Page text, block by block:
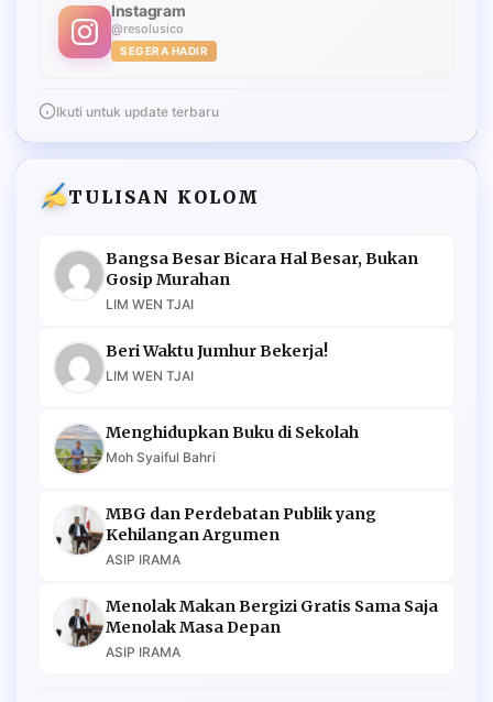
Instagram
@resolusico
SEGERA HADIR
Ikuti untuk update terbaru
TULISAN KOLOM
Bangsa Besar Bicara Hal Besar, Bukan
Gosip Murahan
LIM WEN TJAI
Beri Waktu Jumhur Bekerja!
LIM WEN TJAI
Menghidupkan Buku di Sekolah
Moh Syaiful Bahri
MBG dan Perdebatan Publik yang
Kehilangan Argumen
ASIP IRAMA
Menolak Makan Bergizi Gratis Sama Saja
Menolak Masa Depan
ASIP IRAMA